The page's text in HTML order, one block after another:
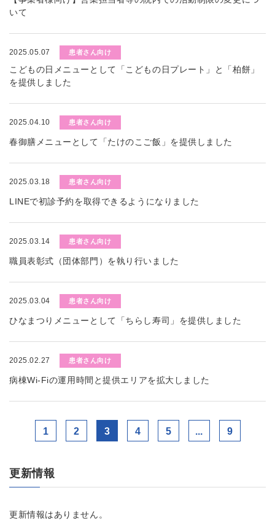
いて
2025.05.07 患者さん向け
こどもの日メニューとして「こどもの日プレート」と「柏餅」
を提供しました
2025.04.10 患者さん向け
春御膳メニューとして「たけのこご飯」を提供しました
2025.03.18 患者さん向け
LINEで初診予約を取得できるようになりました
2025.03.14 患者さん向け
職員表彰式（団体部門）を執り行いました
2025.03.04 患者さん向け
ひなまつりメニューとして「ちらし寿司」を提供しました
2025.02.27 患者さん向け
病棟Wi-Fiの運用時間と提供エリアを拡大しました
1 2 3 4 5 ... 9
更新情報
更新情報はありません。